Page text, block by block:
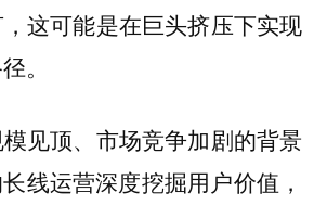
这可能是在巨头挤压下实现
。
见顶、市场竞争加剧的背景
线运营深度挖掘用户价值，